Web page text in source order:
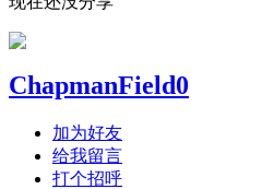
ChapmanField0
加为好友
给我留言
打个招呼